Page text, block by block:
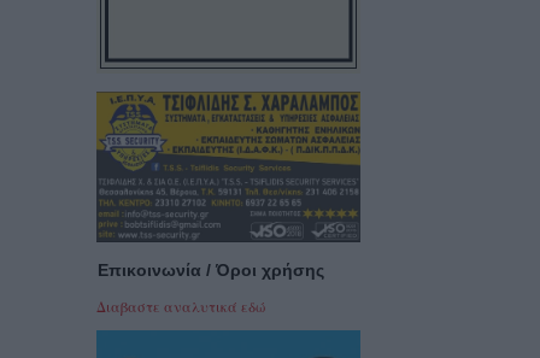
Επικοινωνία / Όροι χρήσης
Διαβαστε αναλυτικά εδώ